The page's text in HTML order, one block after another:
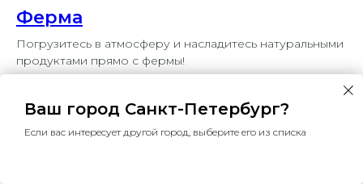
Ваш город Санкт-Петербург?
Если вас интересует другой город, выберите его из списка
Ферма
Погрузитесь в атмосферу и насладитесь натуральными
продуктами прямо с фермы!
Подробнее